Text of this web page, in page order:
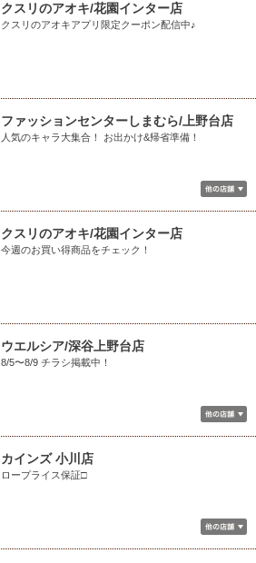
クスリのアオキ/花園インター店
クスリのアオキアプリ限定クーポン配信中♪
ファッションセンターしまむら/上野台店
人気のキャラ大集合！ お出かけ&帰省準備！
クスリのアオキ/花園インター店
今週のお買い得商品をチェック！
ウエルシア/深谷上野台店
8/5〜8/9 チラシ掲載中！
カインズ 小川店
ロープライス保証□